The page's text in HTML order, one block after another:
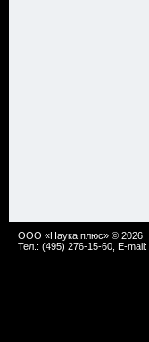
ООО «Наука плюс» © 2026
Тел.: (495) 276-15-60, E-mail: